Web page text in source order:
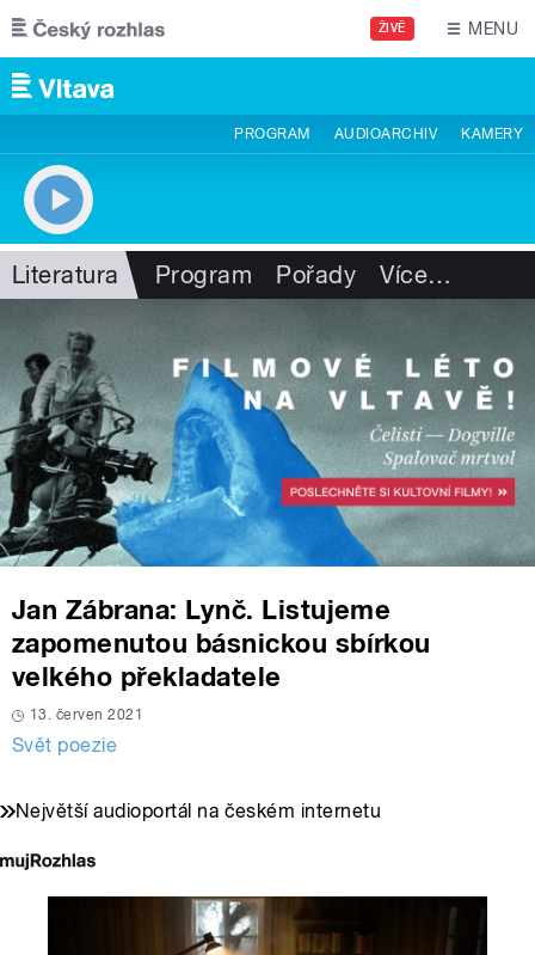
Přejít k hlavnímu obsahu
ŽIVĚ MENU
PROGRAM AUDIOARCHIV KAMERY
Literatura Program Pořady Více…
Jan Zábrana: Lynč. Listujeme
zapomenutou básnickou sbírkou
velkého překladatele
13. červen 2021
Svět poezie
Největší audioportál na českém internetu